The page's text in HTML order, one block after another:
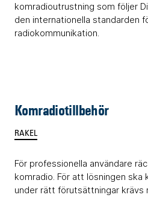
komradioutrustning som följer
den internationella standarden
radiokommunikation.
Komradiotillbehör
RAKEL
För professionella användare
komradio. För att lösningen ska
under rätt förutsättningar krävs